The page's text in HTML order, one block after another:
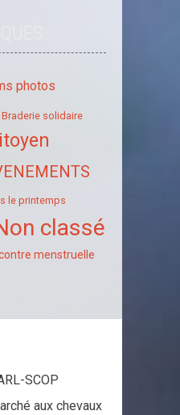
photos
Braderie solidaire
le printemps
classé
menstruelle
SCOP
aux chevaux